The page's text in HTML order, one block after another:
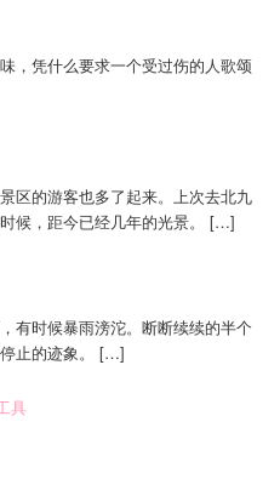
，凭什么要求一个受过伤的人歌颂
区的游客也多了起来。上次去北九
候，距今已经几年的光景。
[…]
有时候暴雨滂沱。断断续续的半个
止的迹象。
[…]
具